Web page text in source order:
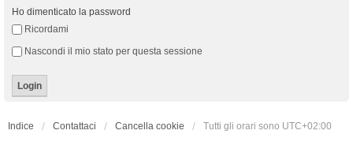
Ho dimenticato la password
Ricordami
Nascondi il mio stato per questa sessione
Indice Contattaci Cancella cookie Tutti gli orari sono UTC+02:00